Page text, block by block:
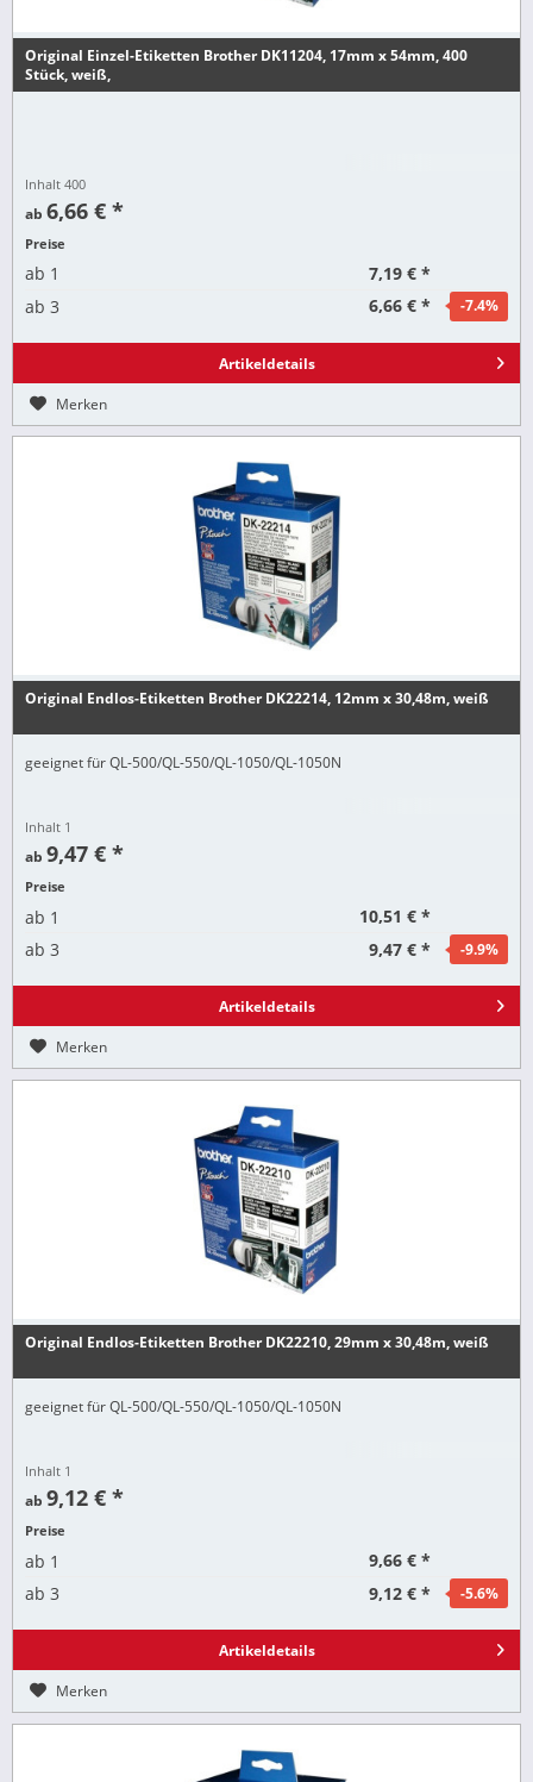
Original Einzel-Etiketten Brother DK11204, 17mm x 54mm, 400
Stück, weiß,
Inhalt400
ab6,66 € *
Preise
ab 1
7,19 € *
ab 3 6,66 € * -7.4%
Artikeldetails
Merken
Original Endlos-Etiketten Brother DK22214, 12mm x 30,48m, weiß
geeignet für QL-500/QL-550/QL-1050/QL-1050N
Inhalt 1
ab9,47 € *
Preise
ab 1
10,51 € *
ab 3 9,47 € * -9.9%
Artikeldetails
Merken
Original Endlos-Etiketten Brother DK22210, 29mm x 30,48m, weiß
geeignet für QL-500/QL-550/QL-1050/QL-1050N
Inhalt 1
ab9,12 € *
Preise
ab 1
9,66 € *
ab 3 9,12 € * -5.6%
Artikeldetails
Merken